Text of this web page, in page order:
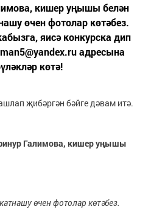
кишер уңышы белән
өчен фотолар көтәбез.
яисә конкурска дип
адресына
көтә!
җибәргән бәйге дәвам итә.
Галимова, кишер уңышы
өчен фотолар көтәбез.